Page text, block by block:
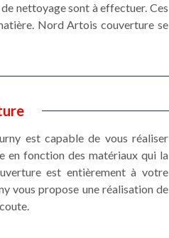
nettoyage sont à effectuer. Ces
Nord Artois couverture se
est capable de vous réaliser
en fonction des matériaux qui la
est entièrement à votre
vous propose une réalisation de